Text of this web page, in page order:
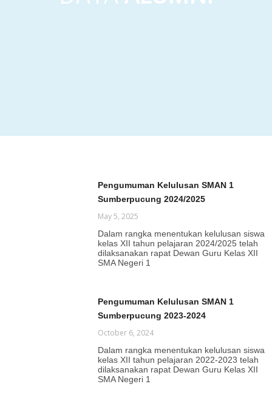
Pengumuman Kelulusan SMAN 1
Sumberpucung 2024/2025
May 5, 2025
Dalam rangka menentukan kelulusan siswa
kelas XII tahun pelajaran 2024/2025 telah
dilaksanakan rapat Dewan Guru Kelas XII
SMA Negeri 1
Pengumuman Kelulusan SMAN 1
Sumberpucung 2023-2024
October 6, 2024
Dalam rangka menentukan kelulusan siswa
kelas XII tahun pelajaran 2022-2023 telah
dilaksanakan rapat Dewan Guru Kelas XII
SMA Negeri 1